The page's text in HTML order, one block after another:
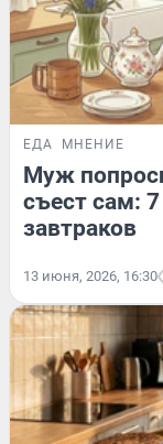
ЕДА МНЕНИЕ
Муж
съест сам:
завтраков
13 июня, 2026, 16:30